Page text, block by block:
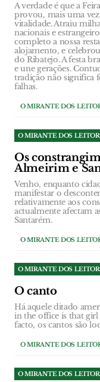
A verdade é que a
provou, mais uma
vitalidade. Atraiu
nacionais e
completo a nossa
alojamento, e
do Ribatejo. A festa
e une gerações.
tradição não significa
falhas.
O MIRANTE DOS
O MIRANTE DOS
Os
Almeirim e
Venho, enquanto
manifestar o
relativamente aos
actualmente afectam
Santarém.
O MIRANTE DOS
O MIRANTE DOS
O canto
Há aquele ditado
in the office is that
facto, os cantos são
O MIRANTE DOS
O MIRANTE DOS